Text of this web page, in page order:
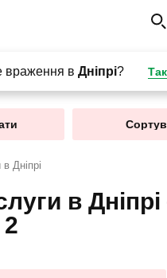
враження в Дніпрі? Так
Дніпрі
в
2